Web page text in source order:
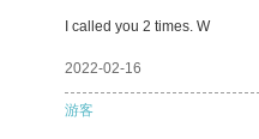
I called you 2 times. W
2022-02-16
游客